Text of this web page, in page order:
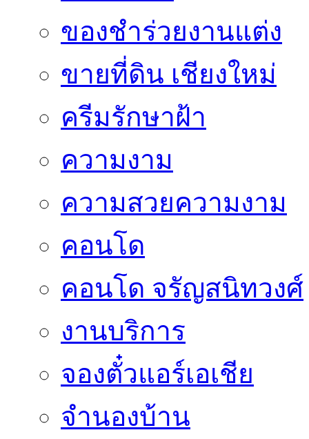
ของชำร่วยงานแต่ง
ขายที่ดิน เชียงใหม่
ครีมรักษาฝ้า
ความงาม
ความสวยความงาม
คอนโด
คอนโด จรัญสนิทวงศ์
งานบริการ
จองตั๋วแอร์เอเชีย
จำนองบ้าน